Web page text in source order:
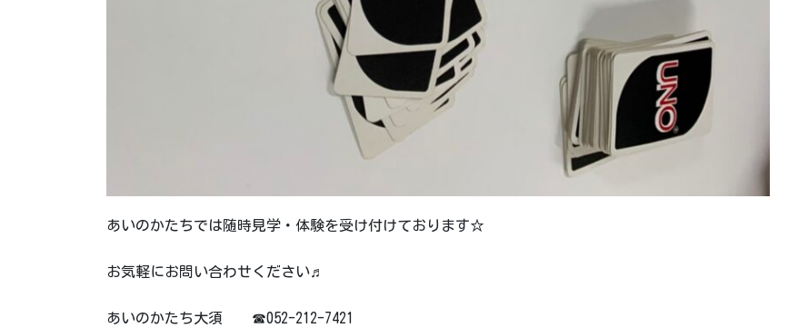
あいのかたちでは随時見学・体験を受け付けております☆
お気軽にお問い合わせください♬
あいのかたち大須 ☎052-212-7421